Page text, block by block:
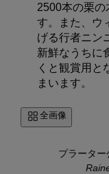
2500本の栗
す。また、ウ
げる行者ニン
新鮮なうちに
くと観賞用と
まいます。
全画像
プラータ